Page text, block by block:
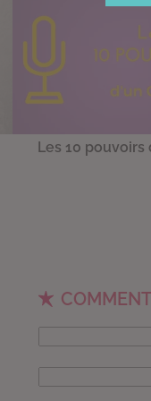
Les 10 pouvoirs